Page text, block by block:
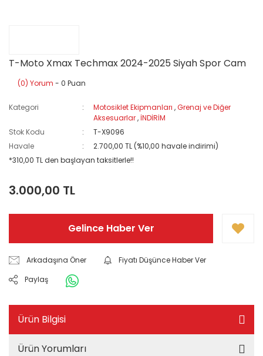
T-Moto Xmax Techmax 2024-2025 Siyah Spor Cam
(0) Yorum - 0 Puan
Kategori Motosiklet Ekipmanları ,Grenaj ve Diğer
Aksesuarlar, İNDİRİM
Stok Kodu
T-X9096
Havale
2.700,00 TL (%10,00 havale indirimi)
*310,00 TL den başlayan taksitlerle!!
3.000,00 TL
Gelince Haber Ver
Arkadaşına Öner
Fiyatı Düşünce Haber Ver
Paylaş
Ürün Bilgisi
Ürün Yorumları